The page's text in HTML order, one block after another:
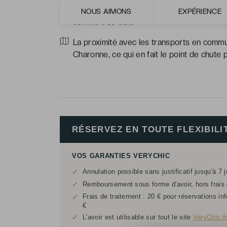
NOUS AIMONS EXPÉRIENCE
Les petits-déjeuners copieux. Sous
La proximité avec les transports en
Charonne, ce qui en fait le point de chute
RÉSERVEZ EN TOUTE
VOS GARANTIES VERYCHIC
✓ Annulation possible sans justificatif jusqu'à 7
✓ Remboursement sous forme d'avoir, hors
✓
Frais de traitement : 20 € pour réservations
€
✓ L'avoir est utilisable sur tout le site VeryChic.fr